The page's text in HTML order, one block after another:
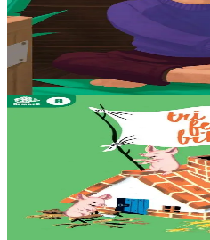
Ur veilh vurzhudus en deus
kuit eus Konkerne. P’en dez
c’houlenn Nikolaz digant e vilin......
Stok diviet
3 bloaz hag ouzhpenn
Tri femoc'h bihan
Diwar troidigezh Tugdual Kalvez e
Ollivier.